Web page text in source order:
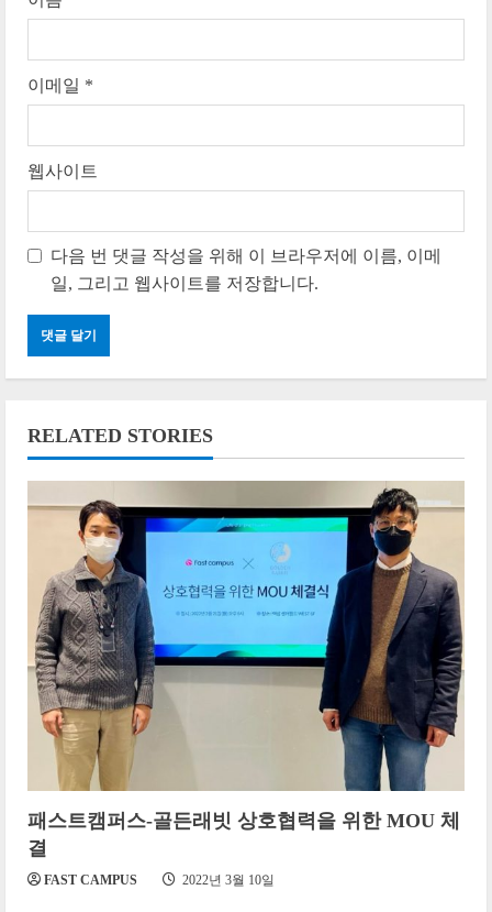
이메일 *
웹사이트
다음 번 댓글 작성을 위해 이 브라우저에 이름, 이메
일, 그리고 웹사이트를 저장합니다.
RELATED STORIES
패스트캠퍼스-골든래빗 상호협력을 위한 MOU 체
결
FAST CAMPUS 2022년 3월 10일